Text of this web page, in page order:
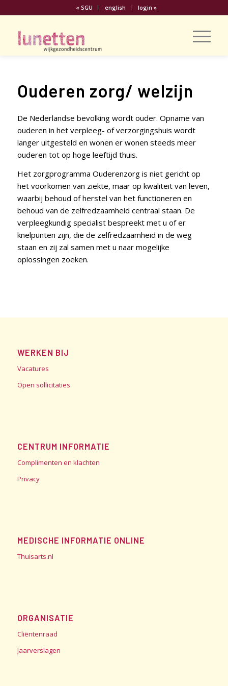
« SGU english login »
Ouderen zorg/ welzijn
De Nederlandse bevolking wordt ouder. Opname van
ouderen in het verpleeg- of verzorgingshuis wordt
langer uitgesteld en wonen er wonen steeds meer
ouderen tot op hoge leeftijd thuis.
Het zorgprogramma Ouderenzorg is niet gericht op
het voorkomen van ziekte, maar op kwaliteit van leven,
waarbij behoud of herstel van het functioneren en
behoud van de zelfredzaamheid centraal staan. De
verpleegkundig specialist bespreekt met u of er
knelpunten zijn, die de zelfredzaamheid in de weg
staan en zij zal samen met u naar mogelijke
oplossingen zoeken.
WERKEN BIJ
Vacatures
Open sollicitaties
CENTRUM INFORMATIE
Complimenten en klachten
Privacy
MEDISCHE INFORMATIE ONLINE
Thuisarts.nl
ORGANISATIE
Cliëntenraad
Jaarverslagen